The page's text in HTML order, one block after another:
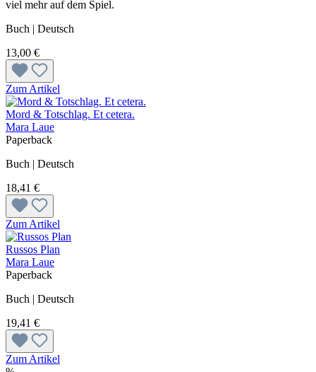
viel mehr auf dem Spiel.
Buch | Deutsch
13,00 €
Zum Artikel
Mord & Totschlag. Et cetera.
Mara Laue
Paperback
Buch | Deutsch
18,41 €
Zum Artikel
Russos Plan
Mara Laue
Paperback
Buch | Deutsch
19,41 €
Zum Artikel